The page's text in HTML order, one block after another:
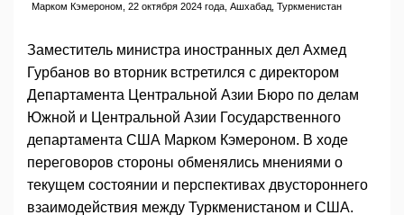
Марком Кэмероном, 22 октября 2024 года, Ашхабад, Туркменистан
Заместитель министра иностранных дел Ахмед
Гурбанов во вторник встретился с директором
Департамента Центральной Азии Бюро по делам
Южной и Центральной Азии Государственного
департамента США Марком Кэмероном. В ходе
переговоров стороны обменялись мнениями о
текущем состоянии и перспективах двустороннего
взаимодействия между Туркменистаном и США.